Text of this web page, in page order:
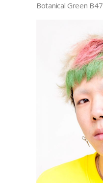
Botanical Green B47